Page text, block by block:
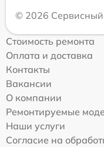
© 2026 Сервисный
Стоимость ремонта
Оплата и доставка
Контакты
Вакансии
О компании
Ремонтируемые
Наши услуги
Согласие на